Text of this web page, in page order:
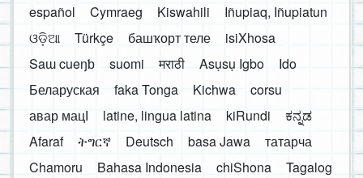
español
Cymraeg Kiswahili
Iñupiaq, Iñupiatun
ଓଡ଼ିଆ
Türkçe башҡорт теле
isiXhosa
Saɯ cueŋƅ
suomi मराठी Asụsụ Igbo
Ido
Беларуская
faka Tonga Kichwa
corsu
авар мацӀ
latine, lingua latina kiRundi
ಕನ್ನಡ
Afaraf
ትግርኛ Deutsch basa Jawa
татарча
Chamoru
Bahasa Indonesia chiShona
Tagalog